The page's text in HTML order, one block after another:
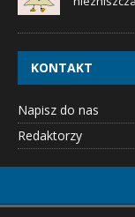
KONTAKT
Napisz do nas
Redaktorzy